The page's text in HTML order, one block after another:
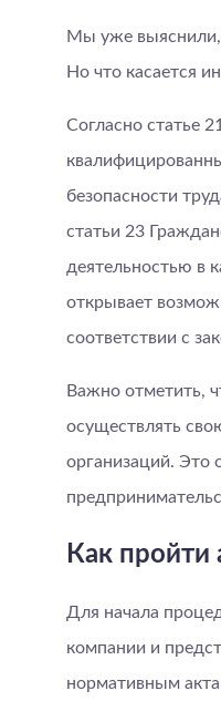
Мы уже выяснили,
Но что касается
Согласно статье
безопасности
статьи 23
деятельностью в
открывает
соответствии с
Важно отметить,
осуществлять
организаций. Это
Как пройти
Для начала
компании и
нормативным